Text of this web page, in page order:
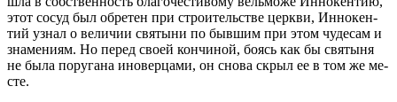
этот со­суд был об­ре­тен при стро­и­тельстве церк­ви, Ин­но­кен­
тий узнал о ве­ли­чии свя­ты­ни по быв­шим при этом чу­де­сам и
зна­ме­ни­ям. Но пе­ред сво­ей кон­чи­ной, бо­ясь как бы свя­ты­ня
не бы­ла по­ру­га­на ино­вер­ца­ми, он сно­ва скрыл ее в том же ме­
сте.